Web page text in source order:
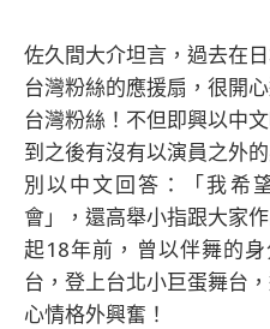
佐久間大介坦言，過去在
台灣粉絲的應援扇，很開
台灣粉絲！不但即興以中
到之後有沒有以演員之外
別以中文回答：「我希
會」，還高舉小指跟大家
起18年前，曾以伴舞的
台，登上台北小巨蛋舞台
心情格外興奮！